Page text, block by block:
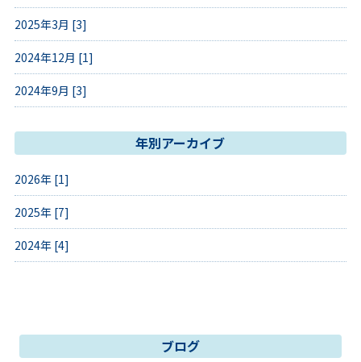
2025年3月 [3]
2024年12月 [1]
2024年9月 [3]
年別アーカイブ
2026年 [1]
2025年 [7]
2024年 [4]
ブログ